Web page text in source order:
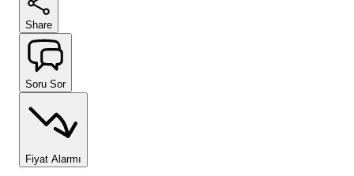
Share
Soru Sor
Fiyat Alarmı